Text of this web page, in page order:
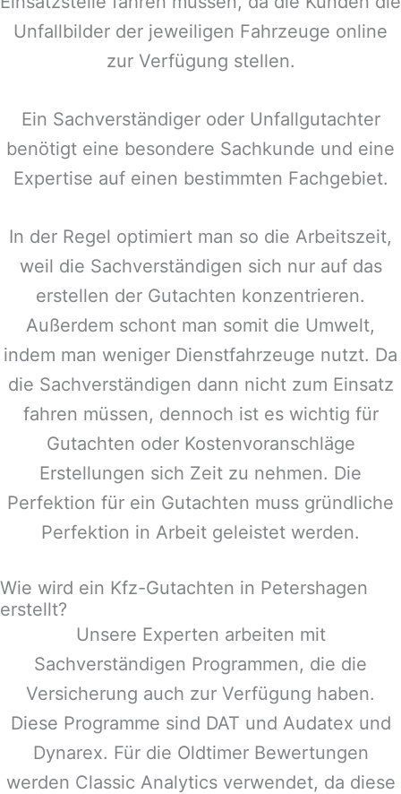
Unfallbilder der jeweiligen Fahrzeuge online
zur Verfügung stellen.
Ein Sachverständiger oder Unfallgutachter
benötigt eine besondere Sachkunde und eine
Expertise auf einen bestimmten Fachgebiet.
In der Regel optimiert man so die Arbeitszeit,
weil die Sachverständigen sich nur auf das
erstellen der Gutachten konzentrieren.
Außerdem schont man somit die Umwelt,
indem man weniger Dienstfahrzeuge nutzt. Da
die Sachverständigen dann nicht zum Einsatz
fahren müssen, dennoch ist es wichtig für
Gutachten oder Kostenvoranschläge
Erstellungen sich Zeit zu nehmen. Die
Perfektion für ein Gutachten muss gründliche
Perfektion in Arbeit geleistet werden.
Wie wird ein Kfz-Gutachten in Petershagen
erstellt?
Unsere Experten arbeiten mit
Sachverständigen Programmen, die die
Versicherung auch zur Verfügung haben.
Diese Programme sind DAT und Audatex und
Dynarex. Für die Oldtimer Bewertungen
werden Classic Analytics verwendet, da diese